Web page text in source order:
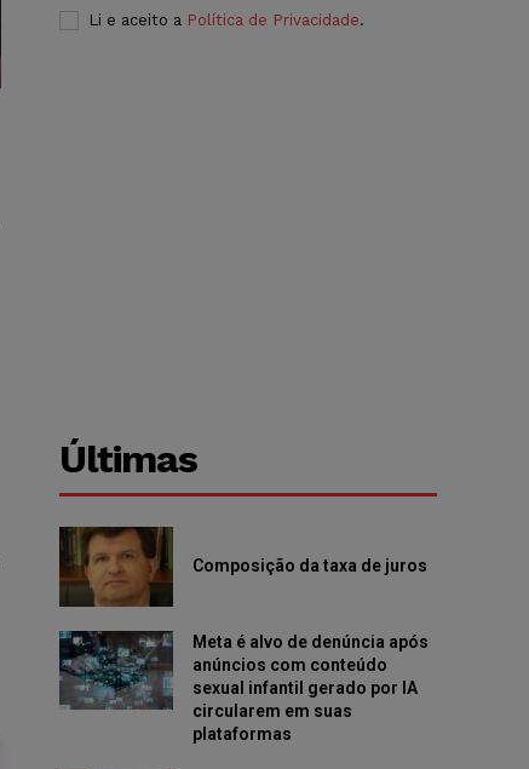
Li e aceito a Política de Privacidade.
Últimas
Composição da taxa de juros
Meta é alvo de denúncia após
anúncios com conteúdo
sexual infantil gerado por IA
circularem em suas
plataformas